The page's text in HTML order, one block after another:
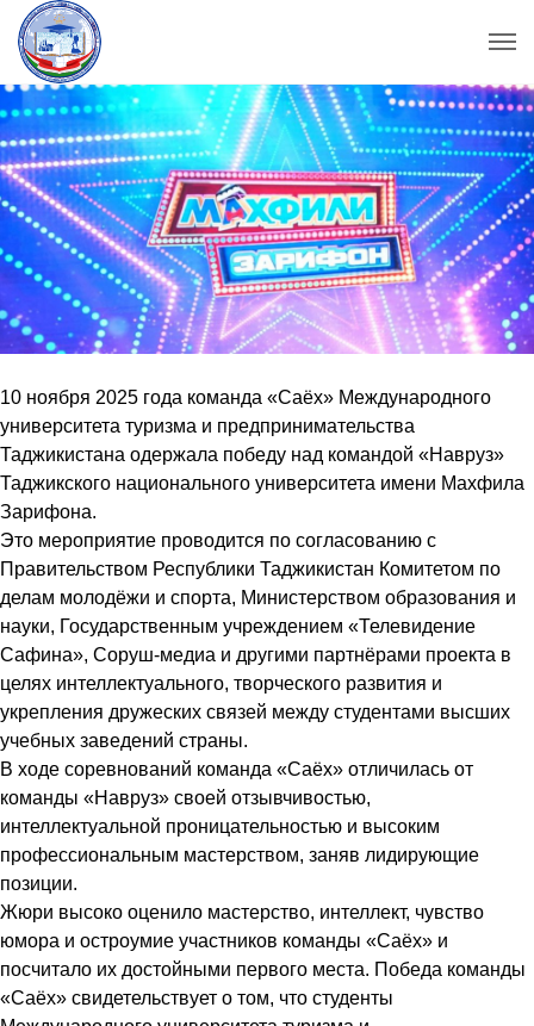
10 ноября 2025 года команда «Саёх» Международного
университета туризма и предпринимательства
Таджикистана одержала победу над командой «Навруз»
Таджикского национального университета имени Махфила
Зарифона.
Это мероприятие проводится по согласованию с
Правительством Республики Таджикистан Комитетом по
делам молодёжи и спорта, Министерством образования и
науки, Государственным учреждением «Телевидение
Сафина», Соруш-медиа и другими партнёрами проекта в
целях интеллектуального, творческого развития и
укрепления дружеских связей между студентами высших
учебных заведений страны.
В ходе соревнований команда «Саёх» отличилась от
команды «Навруз» своей отзывчивостью,
интеллектуальной проницательностью и высоким
профессиональным мастерством, заняв лидирующие
позиции.
Жюри высоко оценило мастерство, интеллект, чувство
юмора и остроумие участников команды «Саёх» и
посчитало их достойными первого места. Победа команды
«Саёх» свидетельствует о том, что студенты